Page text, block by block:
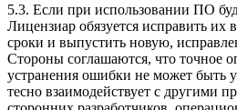
5.3. Если при использовании ПО
Лицензиар обязуется исправить их
сроки и выпустить новую,
Стороны соглашаются, что точное
устранения ошибки не может быть
тесно взаимодействует с другими